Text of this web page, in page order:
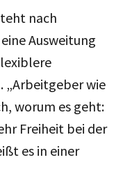
nach
Ausweitung
„Arbeitgeber wie
worum es geht:
Freiheit bei der
es in einer